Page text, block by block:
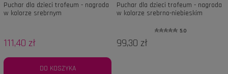
Puchar dla dzieci trofeum - nagroda
w kolorze srebrnym
111,40 zł
DO KOSZYKA
Puchar dla dzieci trofeum - nagroda
w kolorze srebrno-niebieskim
5.0
99,30 zł